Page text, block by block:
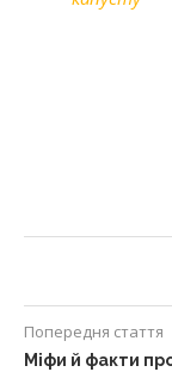
Попередня стаття
Міфи й факти